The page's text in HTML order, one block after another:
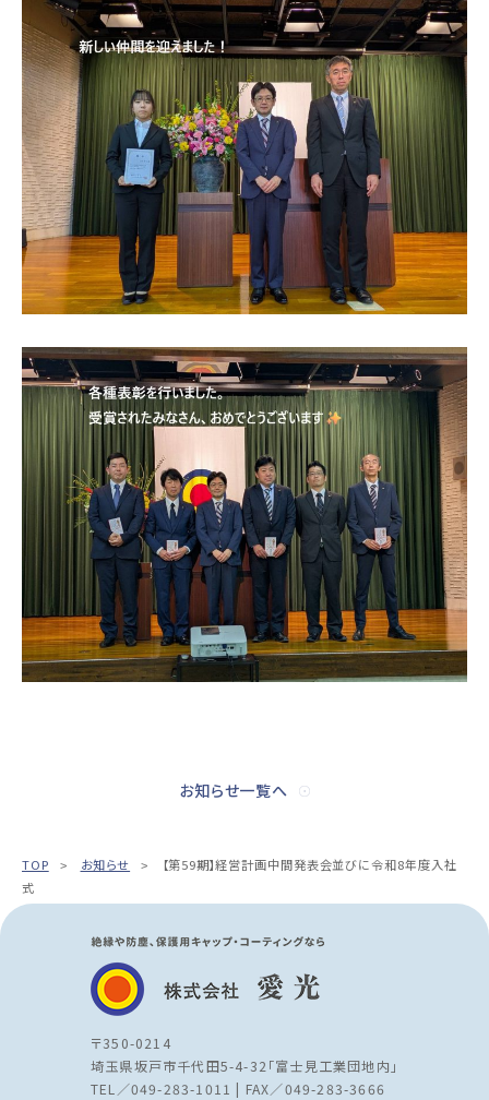
お知らせ一覧へ
TOP お知らせ
【第59期】経営計画中間発表会並びに令和8年度入社
式
〒350-0214
埼玉県坂戸市千代田5-4-32「富士見工業団地内」
TEL／049-283-1011 | FAX／049-283-3666